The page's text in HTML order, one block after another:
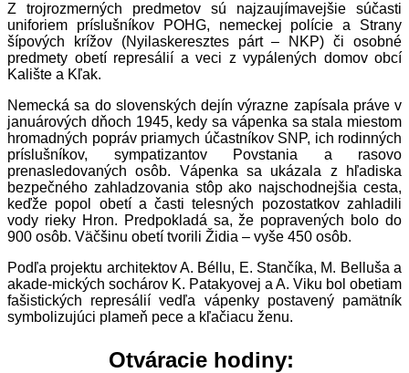
Z trojrozmerných predmetov sú najzaujímavejšie súčasti
uniforiem príslušníkov POHG, nemeckej polície a Strany
šípových krížov (Nyilaskeresztes párt – NKP) či osobné
predmety obetí represálií a veci z vypálených domov obcí
Kalište a Kľak.
Nemecká sa do slovenských dejín výrazne zapísala práve v
januárových dňoch 1945, kedy sa vápenka sa stala miestom
hromadných popráv priamych účastníkov SNP, ich rodinných
príslušníkov, sympatizantov Povstania a rasovo
prenasledovaných osôb. Vápenka sa ukázala z hľadiska
bezpečného zahladzovania stôp ako najschodnejšia cesta,
keďže popol obetí a časti telesných pozostatkov zahladili
vody rieky Hron. Predpokladá sa, že popravených bolo do
900 osôb. Väčšinu obetí tvorili Židia – vyše 450 osôb.
Podľa projektu architektov A. Béllu, E. Stančíka, M. Belluša a
akade-mických sochárov K. Patakyovej a A. Viku bol obetiam
fašistických represálií vedľa vápenky postavený pamätník
symbolizujúci plameň pece a kľačiacu ženu.
Otváracie hodiny: